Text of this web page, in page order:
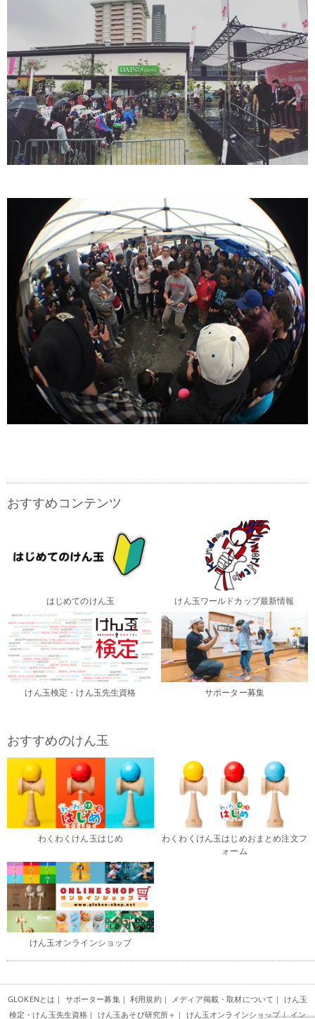
おすすめコンテンツ
はじめてのけん玉 けん玉ワールドカップ最新情報
けん玉検定・けん玉先生資格 サポーター募集
おすすめのけん玉
わくわくけん玉はじめ
わくわくけん玉はじめおまとめ注文フ
ォーム
けん玉オンラインショップ
GLOKENとは ｜ サポーター募集｜ 利用規約｜ メディア掲載・取材について ｜ けん玉
検定・けん玉先生資格 ｜ けん玉あそび研究所＋ ｜ けん玉オンラインショップ｜ イン